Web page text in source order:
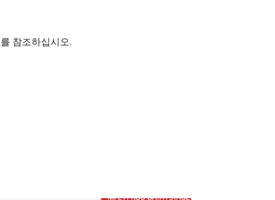
를 참조하십시오.